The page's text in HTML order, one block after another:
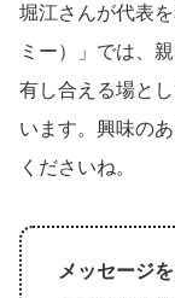
堀江さんが代表
ミー）」では、
有し合える場と
います。興味の
くださいね。
メッセージ